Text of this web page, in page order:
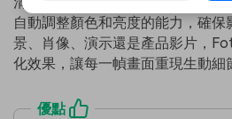
自動調整顏色和亮度的能力，確
景、肖像、演示還是產品影片，
化效果，讓每一幀畫面重現生動細
優點